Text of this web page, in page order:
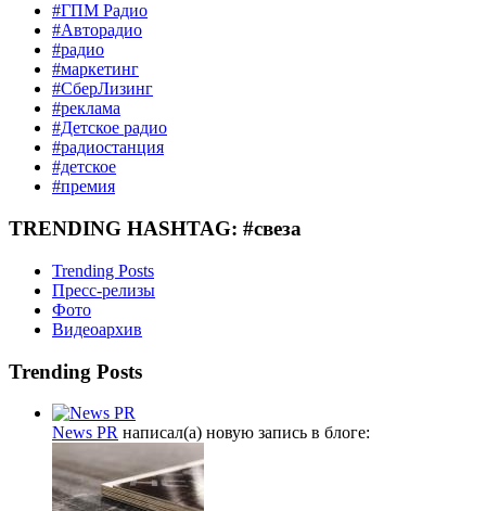
#ГПМ Радио
#Авторадио
#радио
#маркетинг
#СберЛизинг
#реклама
#Детское радио
#радиостанция
#детское
#премия
TRENDING HASHTAG: #свеза
Trending Posts
Пресс-релизы
Фото
Видеоархив
Trending Posts
News PR написал(а) новую запись в блоге: